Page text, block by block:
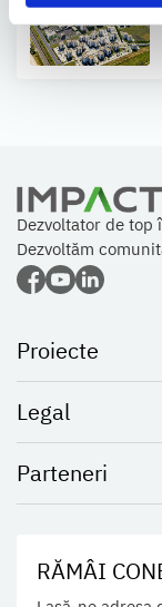
Dezvoltator de top
Dezvoltăm
Proiecte
Legal
Parteneri
RĂMÂI